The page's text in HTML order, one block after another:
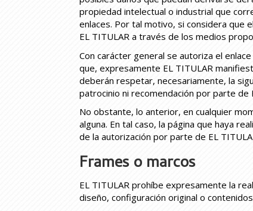
propiedad intelectual o industrial que
enlaces. Por tal motivo, si considera que
EL TITULAR a través de los medios
Con carácter general se autoriza el
que, expresamente EL TITULAR
deberán respetar, necesariamente, la
patrocinio ni recomendación por parte de
No obstante, lo anterior, en cualquier
alguna. En tal caso, la página que haya
de la autorización por parte de EL
Frames o marcos
EL TITULAR prohíbe expresamente la
diseño, configuración original o